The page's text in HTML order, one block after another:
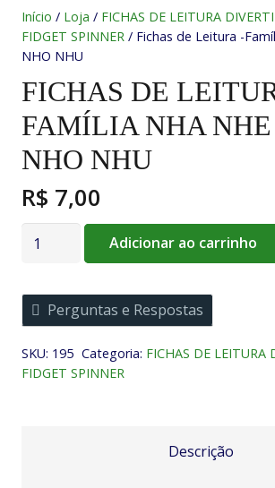
Início / Loja / FICHAS DE LEITURA
FIDGET SPINNER / Fichas de Leitura -
NHO NHU
FICHAS DE
FAMÍLIA NHA
NHO NHU
R$ 7,00
Fichas
-
Família
NHE
NHI
Adicionar ao carrinho
Perguntas e Respostas
SKU: 195 Categoria: FICHAS DE LEITURA
FIDGET SPINNER
Descrição